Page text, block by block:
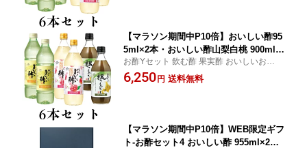
【マラソン期間中P10倍】おいしい酢95
5ml×2本・おいしい酢山梨白桃 900ml×
2本・おいしい根こんぶだし 500ml×2本
計6本セット 日本自然発酵お酢Yセット
お酢Yセット 飲む酢 果実酢 おいしいお酢夏
とくキャンペーン夏とくキャンペーン
6,250円 送料無料
【マラソン期間中P10倍】WEB限定ギフ
ト-お酢セット4 おいしい酢 955ml×2本